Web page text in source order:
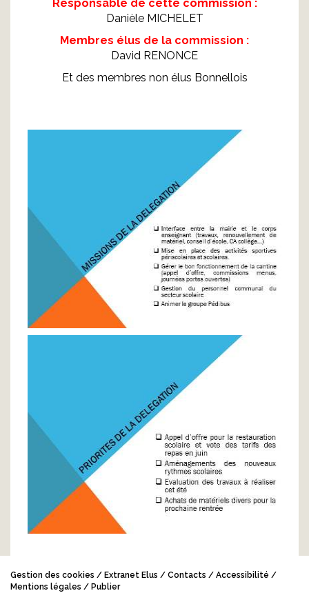
Responsable de cette commission :
Danièle MICHELET
Membres élus de la commission :
David RENONCE
Et des membres non élus Bonnellois
Gestion des cookies Extranet Elus Contacts
Accessibilité
Mentions légales
Publier